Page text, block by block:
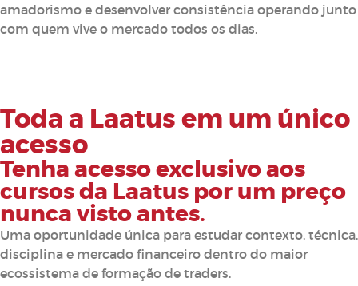
amadorismo e desenvolver consistência operando junto
com quem vive o mercado todos os dias.
Toda a Laatus em um único
acesso
Tenha acesso exclusivo aos
cursos da Laatus por um preço
nunca visto antes.
Uma oportunidade única para estudar contexto, técnica,
disciplina e mercado financeiro dentro do maior
ecossistema de formação de traders.